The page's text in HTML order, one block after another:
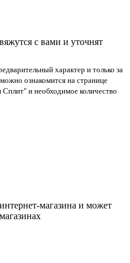
с вами и уточнят
характер и только за
ознакомится на странице
и необходимое количество
магазина и может